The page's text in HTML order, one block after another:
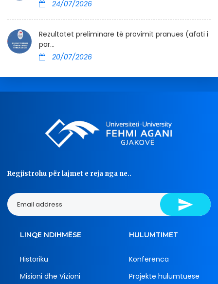
24/07/2026
Rezultatet preliminare të provimit pranues (afati i
par...
20/07/2026
Regjistrohu për lajmet e reja nga ne..
LINQE NDIHMËSE
Historiku
Misioni dhe Vizioni
HULUMTIMET
Konferenca
Projekte hulumtuese